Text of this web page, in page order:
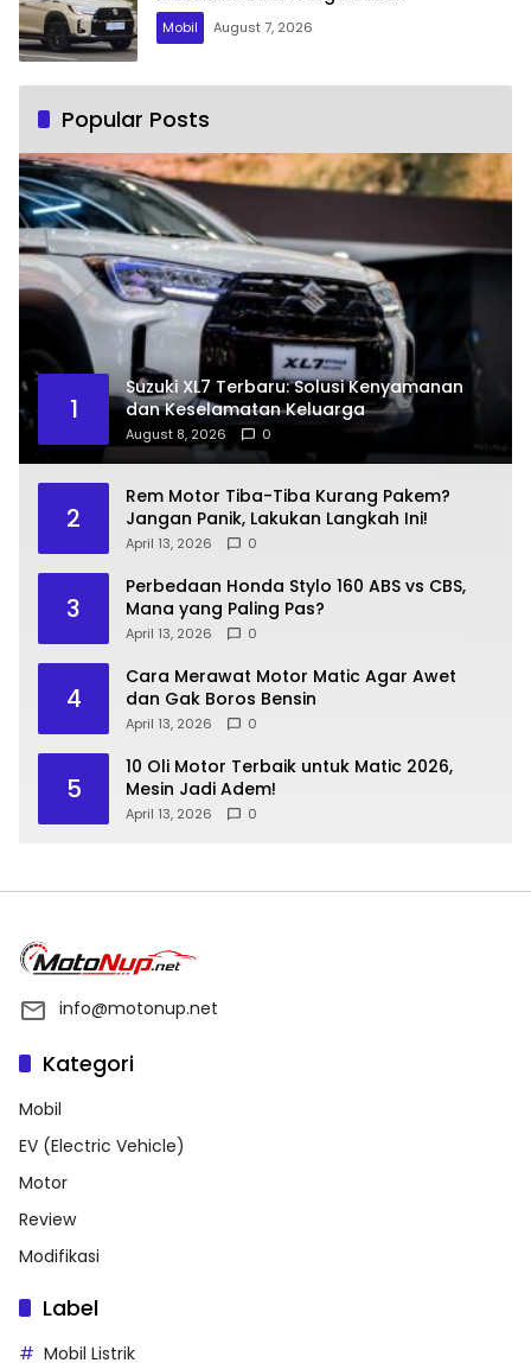
Mobil August 7, 2026
Popular Posts
1
Suzuki XL7 Terbaru: Solusi Kenyamanan
dan Keselamatan Keluarga
August 8, 2026 0
2
Rem Motor Tiba-Tiba Kurang Pakem?
Jangan Panik, Lakukan Langkah Ini!
April 13, 2026 0
3
Perbedaan Honda Stylo 160 ABS vs CBS,
Mana yang Paling Pas?
April 13, 2026 0
4
Cara Merawat Motor Matic Agar Awet
dan Gak Boros Bensin
April 13, 2026 0
5
10 Oli Motor Terbaik untuk Matic 2026,
Mesin Jadi Adem!
April 13, 2026 0
info@motonup.net
Kategori
Mobil
EV (Electric Vehicle)
Motor
Review
Modifikasi
Label
Mobil Listrik